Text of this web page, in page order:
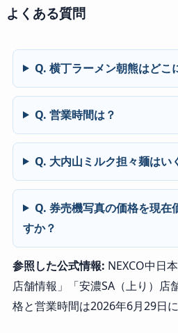
よくある質問
Q. 横丁ラーメン朝熊はどこ
Q. 営業時間は？
Q. 大内山ミルク担々麺はい
Q. 券売機写真の価格を現在
すか？
参照した公式情報: NEXCO中日
店舗情報」「安濃SA（上り）店
格と営業時間は2026年6月29日に